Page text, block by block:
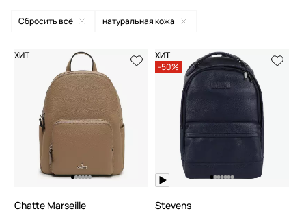
Сначала новинки
Сначала популярные
По возрастанию цены
По убыванию цены
По размеру скидки
По скорости доставки
Сбросить всё натуральная кожа
ХИТ
Chatte Marseille
ХИТ
-50%
Stevens